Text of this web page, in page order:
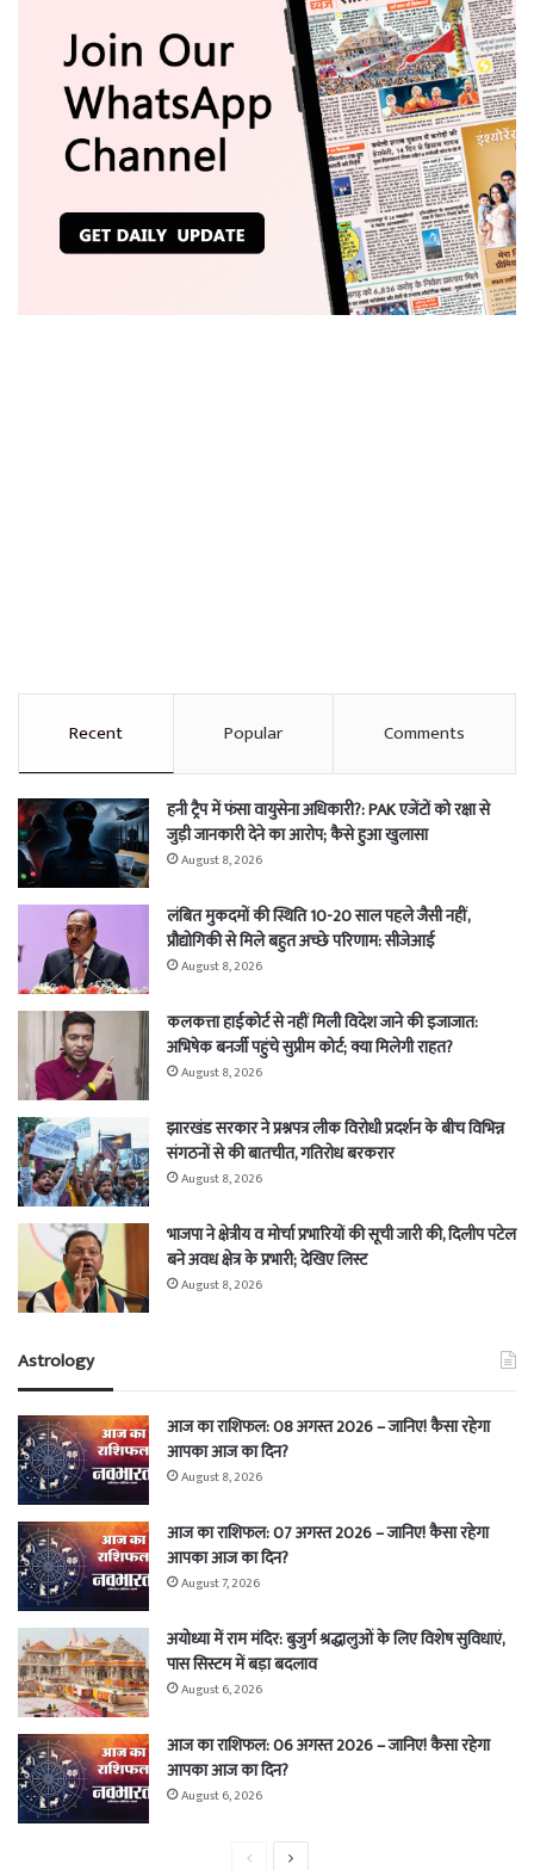
Recent Popular Comments
हनी ट्रैप में फंसा वायुसेना अधिकारी?: PAK एजेंटों को रक्षा से
जुड़ी जानकारी देने का आरोप; कैसे हुआ खुलासा
August 8, 2026
लंबित मुकदमों की स्थिति 10-20 साल पहले जैसी नहीं,
प्रौद्योगिकी से मिले बहुत अच्छे परिणाम: सीजेआई
August 8, 2026
कलकत्ता हाईकोर्ट से नहीं मिली विदेश जाने की इजाजात:
अभिषेक बनर्जी पहुंचे सुप्रीम कोर्ट; क्या मिलेगी राहत?
August 8, 2026
झारखंड सरकार ने प्रश्नपत्र लीक विरोधी प्रदर्शन के बीच विभिन्न
संगठनों से की बातचीत, गतिरोध बरकरार
August 8, 2026
भाजपा ने क्षेत्रीय व मोर्चा प्रभारियों की सूची जारी की, दिलीप पटेल
बने अवध क्षेत्र के प्रभारी; देखिए लिस्ट
August 8, 2026
Astrology
आज का राशिफल: 08 अगस्त 2026 – जानिए! कैसा रहेगा
आपका आज का दिन?
August 8, 2026
आज का राशिफल: 07 अगस्त 2026 – जानिए! कैसा रहेगा
आपका आज का दिन?
August 7, 2026
अयोध्या में राम मंदिर: बुजुर्ग श्रद्धालुओं के लिए विशेष सुविधाएं,
पास सिस्टम में बड़ा बदलाव
August 6, 2026
आज का राशिफल: 06 अगस्त 2026 – जानिए! कैसा रहेगा
आपका आज का दिन?
August 6, 2026
PreviousNext